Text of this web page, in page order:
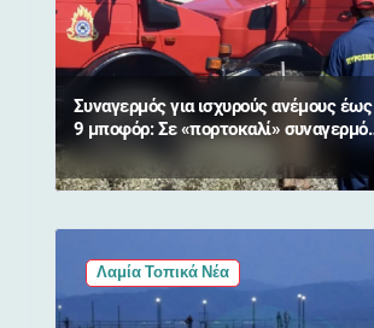
Συναγερμός για ισχυρούς ανέμους έως
9 μποφόρ: Σε «πορτοκαλί» συναγερμό
η Στερεά Ελλάδα
Λαμία Τοπικά Νέα